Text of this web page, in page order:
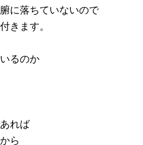
に落ちていないので
きます。
るのか
れば
ら